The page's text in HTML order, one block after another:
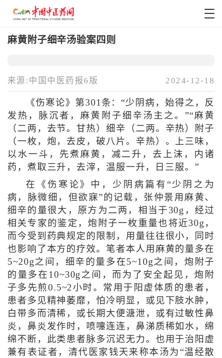
麻黄附子细辛汤验案四则
来源:中国中医药报6版 2024-12-18
《伤寒论》第301条：“少阴病，始得之，反
发热，脉沉者，麻黄附子细辛汤主之。”“麻黄
（二两，去节。甘热）细辛（二两。辛热）附子
（一枚，炮，去皮，破八片。辛热）。上三味，
以水一斗，先煮麻黄，减二升，去上沫，内诸
药，煮取三升，去滓，温服一升，日三服。”
在《伤寒论》中，少阴病篇有“少阴之为
病，脉微细，但欲寐”的记载，张仲景用麻黄、
细辛的量很大，原方为二两，相当于30g，经过
相关专家的鉴定，炮附子一枚重量也将近30g，
而今受到药典规定的限制，用量往往很小，同时
也影响了本方的疗效。笔者本人用麻黄的量多在
5~20g之间，细辛的量多在5~10g之间，炮附子
的量多在10~30g之间，而为了安全起见，炮附
子多先煎0.5~2小时。常用于阳虚体质的患者，
患者多见精神萎靡，怕冷明显，或见下肢水肿，
白带多而清稀，或长期大便溏泄，或有过敏性鼻
炎，鼻炎发作时，喷嚏连连，鼻涕质稀如水，绵
绵不断，此类患者脉多沉迟无力。也用于治阳虚
兼有表证者，清代医家钱天来称本汤为“温经散